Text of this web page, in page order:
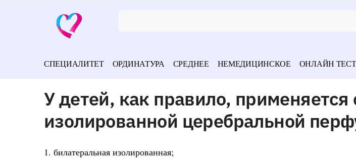
СПЕЦИАЛИТЕТ ОРДИНАТУРА СРЕДНЕЕ НЕМЕДИЦИНСКОЕ ОНЛАЙН
У детей, как правило,
изолированной церебральной
1. билатеральная изолированная;